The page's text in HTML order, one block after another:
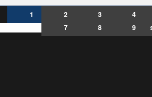
1 2 3 4
7
8 9